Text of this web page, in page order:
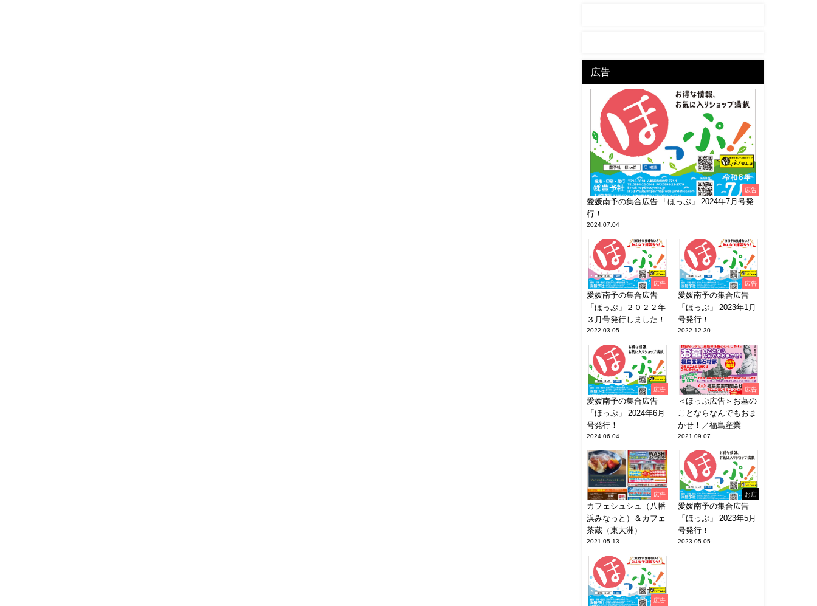
広告
広告
愛媛南予の集合広告 「ほっぷ」 2024年7月号発
行！
2024.07.04
広告
愛媛南予の集合広告
「ほっぷ」２０２２年
３月号発行しました！
2022.03.05
広告
愛媛南予の集合広告
「ほっぷ」 2023年1月
号発行！
2022.12.30
広告
愛媛南予の集合広告
「ほっぷ」 2024年6月
号発行！
2024.06.04
広告
＜ほっぷ広告＞お墓の
ことならなんでもおま
かせ！／福島産業
2021.09.07
広告
カフェシュシュ（八幡
浜みなっと）＆カフェ
茶蔵（東大洲）
2021.05.13
お店
愛媛南予の集合広告
「ほっぷ」 2023年5月
号発行！
2023.05.05
広告